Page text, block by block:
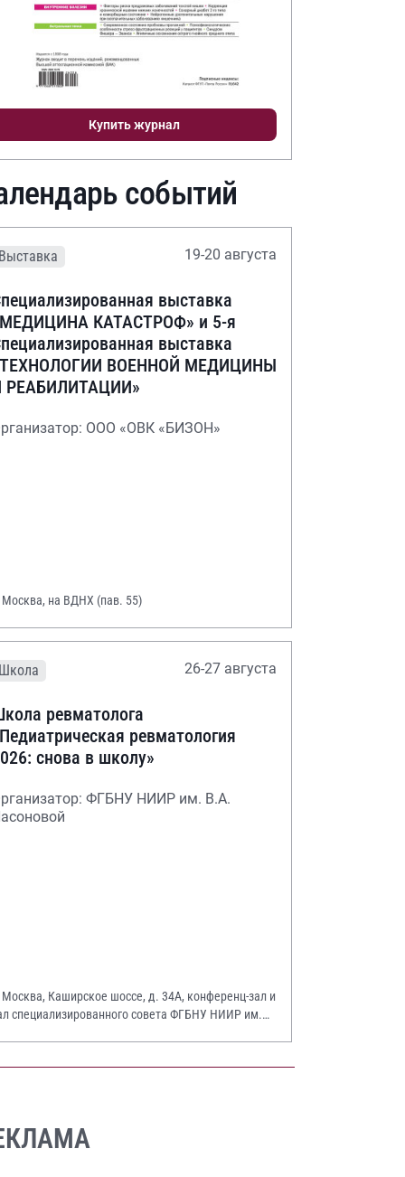
Купить журнал
событий
Выставка 19-20 августа
выставка
КАТАСТРОФ» и 5-я
выставка
ВОЕННОЙ МЕДИЦИНЫ
РЕАБИЛИТАЦИИ»
ООО «ОВК «БИЗОН»
Москва, на ВДНХ (пав. 55)
Школа 26-27 августа
ревматолога
ревматология
снова в школу»
ФГБНУ НИИР им. В.А.
Москва, Каширское шоссе, д. 34А, конференц-зал и
специализированного совета ФГБНУ НИИР им.